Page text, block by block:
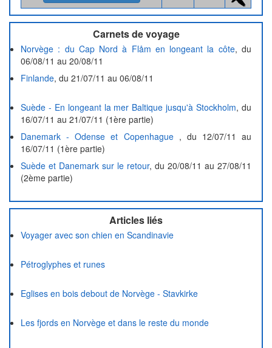
Carnets de voyage
Norvège : du Cap Nord à Flåm en longeant la côte, du
06/08/11 au 20/08/11
Finlande, du 21/07/11 au 06/08/11
Suède - En longeant la mer Baltique jusqu'à Stockholm, du
16/07/11 au 21/07/11 (1ère partie)
Danemark - Odense et Copenhague , du 12/07/11 au
16/07/11 (1ère partie)
Suède et Danemark sur le retour, du 20/08/11 au 27/08/11
(2ème partie)
Articles liés
Voyager avec son chien en Scandinavie
Pétroglyphes et runes
Eglises en bois debout de Norvège - Stavkirke
Les fjords en Norvège et dans le reste du monde